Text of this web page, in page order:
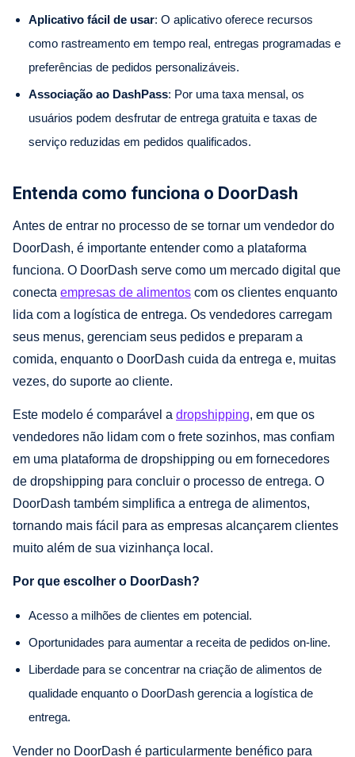
Aplicativo fácil de usar: O aplicativo oferece recursos
como rastreamento em tempo real, entregas programadas e
preferências de pedidos personalizáveis.
Associação ao DashPass: Por uma taxa mensal, os
usuários podem desfrutar de entrega gratuita e taxas de
serviço reduzidas em pedidos qualificados.
Entenda como funciona o DoorDash
Antes de entrar no processo de se tornar um vendedor do
DoorDash, é importante entender como a plataforma
funciona. O DoorDash serve como um mercado digital que
conecta empresas de alimentos com os clientes enquanto
lida com a logística de entrega. Os vendedores carregam
seus menus, gerenciam seus pedidos e preparam a
comida, enquanto o DoorDash cuida da entrega e, muitas
vezes, do suporte ao cliente.
Este modelo é comparável a dropshipping, em que os
vendedores não lidam com o frete sozinhos, mas confiam
em uma plataforma de dropshipping ou em fornecedores
de dropshipping para concluir o processo de entrega. O
DoorDash também simplifica a entrega de alimentos,
tornando mais fácil para as empresas alcançarem clientes
muito além de sua vizinhança local.
Por que escolher o DoorDash?
Acesso a milhões de clientes em potencial.
Oportunidades para aumentar a receita de pedidos on-line.
Liberdade para se concentrar na criação de alimentos de
qualidade enquanto o DoorDash gerencia a logística de
entrega.
Vender no DoorDash é particularmente benéfico para